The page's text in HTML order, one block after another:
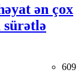
ən çox
sürətlə
609